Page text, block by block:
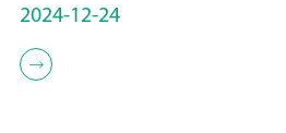
2024-12-24
